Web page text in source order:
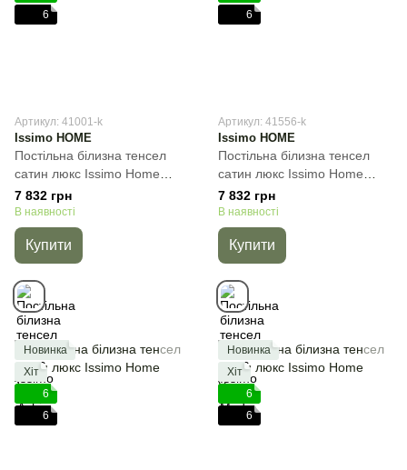
6
Артикул: 41001-k
Issimo HOME
Постільна білизна тенсел
сатин люкс Issimo Home
Ashi, Блакитний, 50х70см
(4шт), Євро, 200х220 см,
260х270 см
7 832 грн
В наявності
Купити
6
Артикул: 41556-k
Issimo HOME
Постільна білизна тенсел
сатин люкс Issimo Home
Madre, Бежевий, 50х70см
(4шт), Євро, 200х220 см,
260х270 см
7 832 грн
В наявності
Купити
Новинка
Хіт
6
6
Новинка
Хіт
6
6